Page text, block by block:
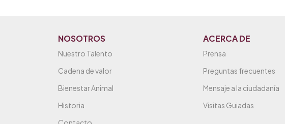
NOSOTROS
Nuestro Talento
Cadena de valor
Bienestar Animal
Historia
ACERCA DE
Prensa
Preguntas frecuentes
Mensaje a la ciudadanía
Visitas Guiadas